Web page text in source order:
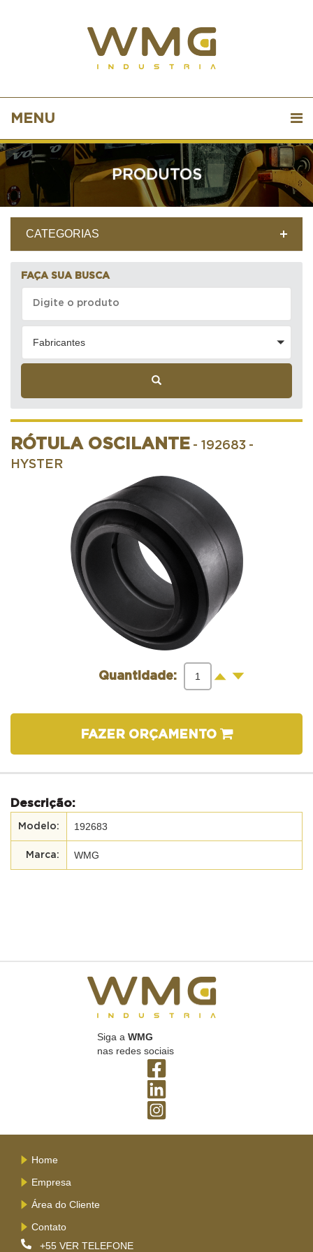
MENU
PRODUTOS
CATEGORIAS
FAÇA SUA BUSCA
Fabricantes
RÓTULA OSCILANTE - 192683 -
HYSTER
Quantidade: + -
FAZER ORÇAMENTO
Descrição:
192683
WMG
Siga a WMG
nas redes sociais
Home
Empresa
Área do Cliente
Contato
+55 VER TELEFONE